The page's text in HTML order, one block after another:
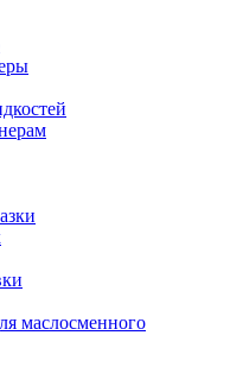
маслосменного